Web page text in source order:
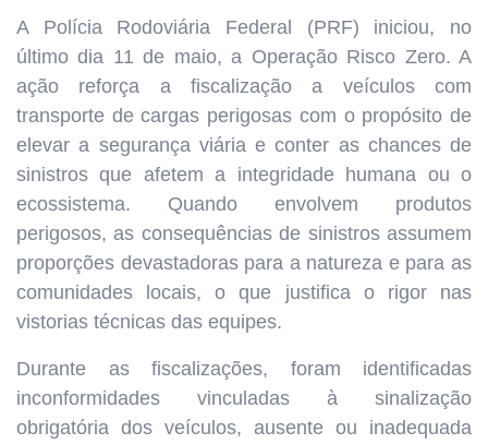
A Polícia Rodoviária Federal (PRF) iniciou, no
último dia 11 de maio, a Operação Risco Zero. A
ação reforça a fiscalização a veículos com
transporte de cargas perigosas com o propósito de
elevar a segurança viária e conter as chances de
sinistros que afetem a integridade humana ou o
ecossistema. Quando envolvem produtos
perigosos, as consequências de sinistros assumem
proporções devastadoras para a natureza e para as
comunidades locais, o que justifica o rigor nas
vistorias técnicas das equipes.
Durante as fiscalizações, foram identificadas
inconformidades vinculadas à sinalização
obrigatória dos veículos, ausente ou inadequada